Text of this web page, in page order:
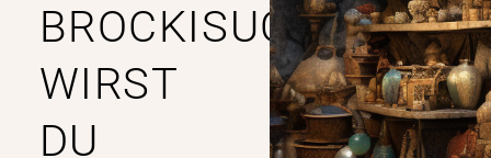
BROCKISUCHE
WIRST
DU